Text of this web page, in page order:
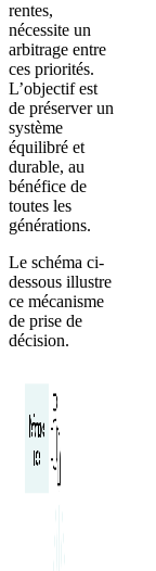
rentes,
nécessite un
arbitrage entre
ces priorités.
L’objectif est
de préserver un
système
équilibré et
durable, au
bénéfice de
toutes les
générations.
Le schéma ci-
dessous illustre
ce mécanisme
de prise de
décision.